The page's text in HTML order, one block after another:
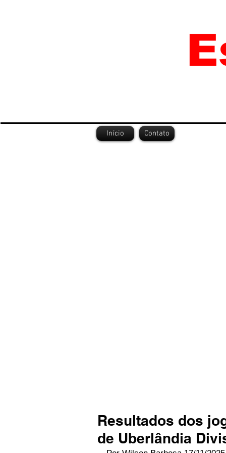
Início Contato
Resultados dos
de Uberlândia